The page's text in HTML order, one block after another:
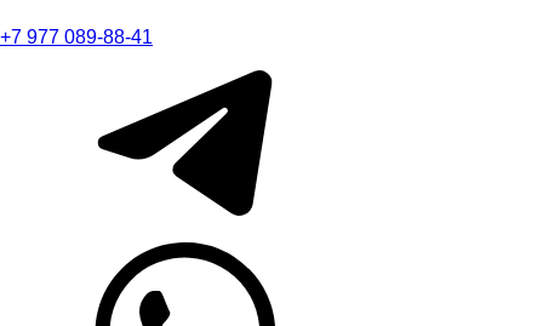
+7 977 089-88-41